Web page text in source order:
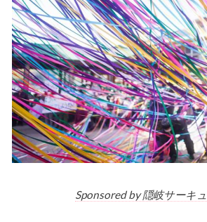
Sponsored by 隠岐サーキ